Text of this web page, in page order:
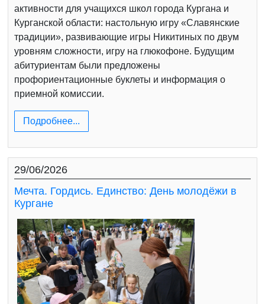
активности для учащихся школ города Кургана и
Курганской области: настольную игру «Славянские
традиции», развивающие игры Никитиных по двум
уровням сложности, игру на глюкофоне. Будущим
абитуриентам были предложены
профориентационные буклеты и информация о
приемной комиссии.
Подробнее...
29/06/2026
Мечта. Гордись. Единство: День молодёжи в
Кургане